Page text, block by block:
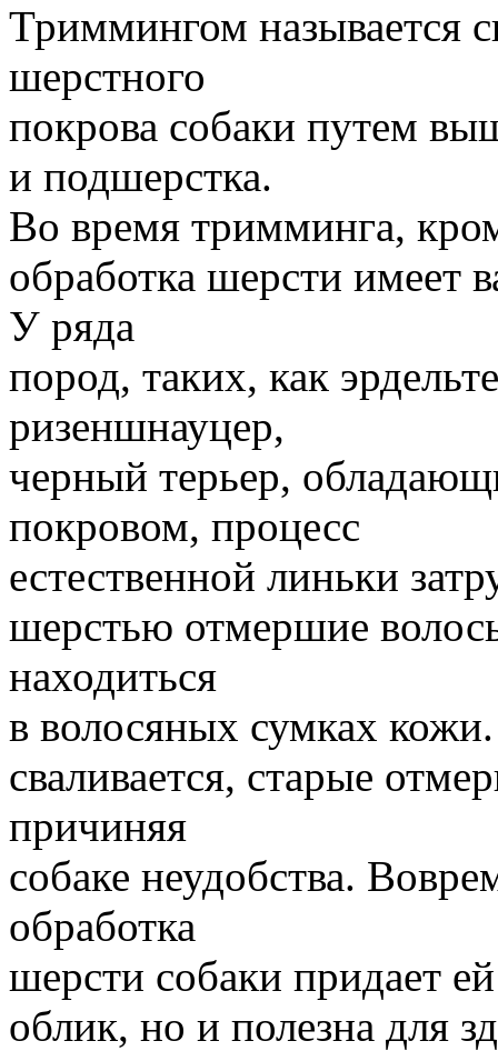
Триммингом называется
шерстного
покрова собаки путем
и подшерстка.
Во время тримминга,
обработка шерсти имеет
У ряда
пород, таких, как
ризеншнауцер,
черный терьер,
покровом, процесс
естественной линьки
шерстью отмершие
находиться
в волосяных сумках
сваливается, старые
причиняя
собаке неудобства.
обработка
шерсти собаки придает
облик, но и полезна для